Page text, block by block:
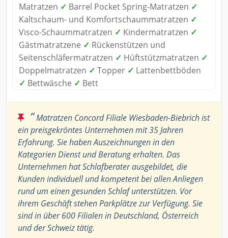
Matratzen ✓ Barrel Pocket Spring-Matratzen ✓
Kaltschaum- und Komfortschaummatratzen ✓
Visco-Schaummatratzen ✓ Kindermatratzen ✓
Gästmatratzene ✓ Rückenstützen und
Seitenschläfermatratzen ✓ Hüftstützmatratzen ✓
Doppelmatratzen ✓ Topper ✓ Lattenbettböden
✓ Bettwäsche ✓ Bett
“Matratzen Concord Filiale Wiesbaden-Biebrich ist
ein preisgekröntes Unternehmen mit 35 Jahren
Erfahrung. Sie haben Auszeichnungen in den
Kategorien Dienst und Beratung erhalten. Das
Unternehmen hat Schlafberater ausgebildet, die
Kunden individuell und kompetent bei allen Anliegen
rund um einen gesunden Schlaf unterstützen. Vor
ihrem Geschäft stehen Parkplätze zur Verfügung. Sie
sind in über 600 Filialen in Deutschland, Österreich
und der Schweiz tätig.